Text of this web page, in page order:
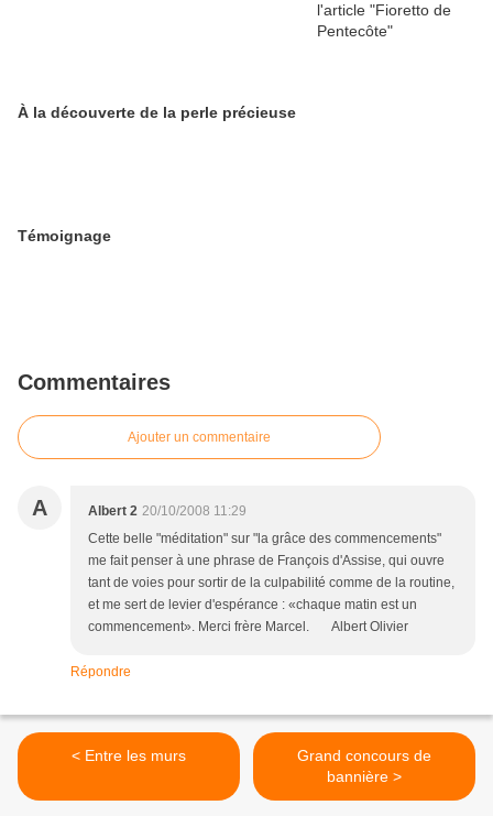
À la découverte de la perle précieuse
Témoignage
Commentaires
Ajouter un commentaire
A Albert 2 20/10/2008 11:29
Cette belle "méditation" sur "la grâce des commencements"
me fait penser à une phrase de François d'Assise, qui ouvre
tant de voies pour sortir de la culpabilité comme de la routine,
et me sert de levier d'espérance : «chaque matin est un
commencement». Merci frère Marcel. Albert Olivier
Répondre
< Entre les murs
Grand concours de
bannière >